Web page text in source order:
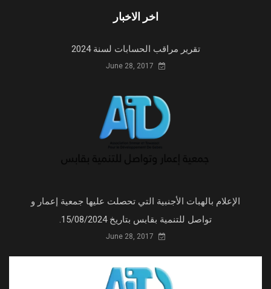
اخر الاخبار
تقرير مراقب الحسابات لسنة 2024
الإعلام بالهبات الأجنبية التي تحصلت عليها جمعية إعمار و
تواصل للتنمية بقابس بتاريخ 15/08/2024.